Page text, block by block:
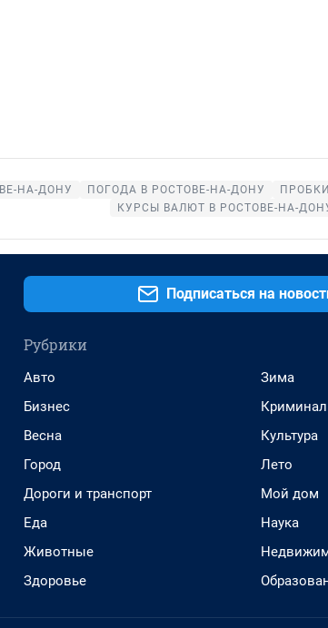
НА-ДОНУ ПОГОДА В РОСТОВЕ-НА-ДОНУ
КУРСЫ ВАЛЮТ В РОСТОВЕ-НА-
Подписаться на
Рубрики
Авто
Бизнес
Весна
Город
Дороги и транспорт
Еда
Животные
Здоровье
Зима
Криминал
Культура
Лето
Мой дом
Наука